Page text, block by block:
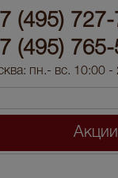
(495)
(495)
пн.- вс. 10:00 -